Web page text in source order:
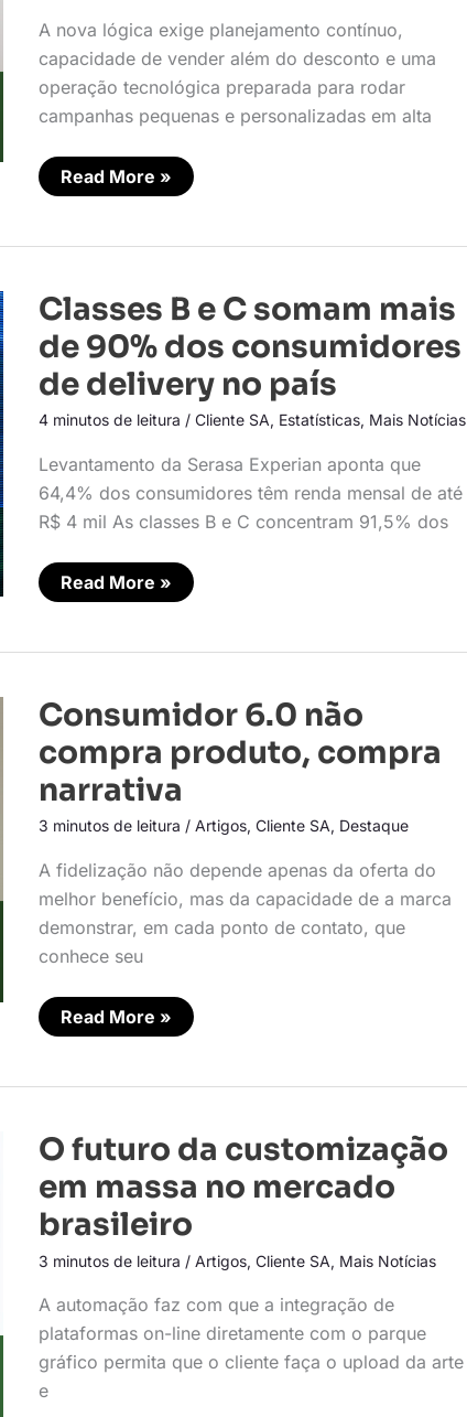
A nova lógica exige planejamento contínuo,
capacidade de vender além do desconto e uma
operação tecnológica preparada para rodar
campanhas pequenas e personalizadas em alta
anos
explicam
porquê
Read More »
Classes B e C somam mais
de 90% dos consumidores
de delivery no país
4 minutos de leitura / Cliente SA, Estatísticas, Mais Notícias
Levantamento da Serasa Experian aponta que
64,4% dos consumidores têm renda mensal de até
R$ 4 mil As classes B e C concentram 91,5% dos
Classes
B
C
somam
mais
90%
consumidores
de
delivery
no
país
Read More »
Consumidor 6.0 não
compra produto, compra
narrativa
3 minutos de leitura / Artigos, Cliente SA, Destaque
A fidelização não depende apenas da oferta do
melhor benefício, mas da capacidade de a marca
demonstrar, em cada ponto de contato, que
conhece seu
Consumidor
6.0
compra
produto,
compra
Read More »
O futuro da customização
em massa no mercado
brasileiro
3 minutos de leitura / Artigos, Cliente SA, Mais Notícias
A automação faz com que a integração de
plataformas on-line diretamente com o parque
gráfico permita que o cliente faça o upload da arte
e
O
futuro
customização
massa
mercado